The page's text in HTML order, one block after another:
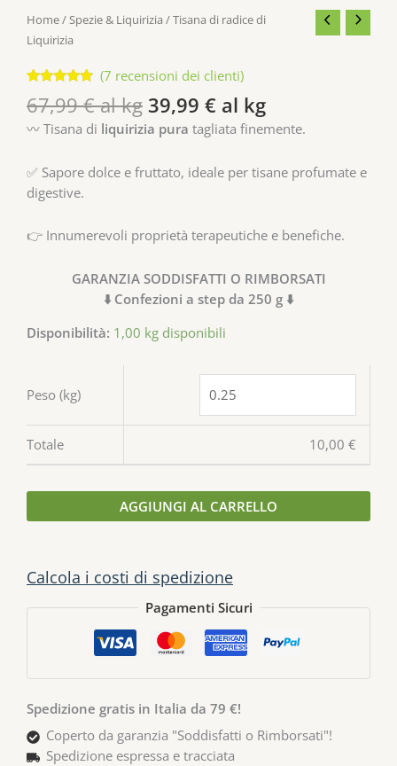
Home/Spezie & Liquirizia / Tisana di radice di
Liquirizia
4.71su 5
di
(7 recensioni dei clienti)
67,99€al kg 39,99 € al kg
〰️ Tisana di liquirizia pura tagliata finemente.
✅ Sapore dolce e fruttato, ideale per tisane profumate e
digestive.
👉 Innumerevoli proprietà terapeutiche e benefiche.
GARANZIA SODDISFATTI O RIMBORSATI
⬇️ Confezioni a step da 250 g ⬇️
Disponibilità: 1,00 kg disponibili
Peso (kg)
Totale 10,00€
AGGIUNGI AL CARRELLO
Calcola i costi di spedizione
Pagamenti Sicuri
Spedizione gratis in Italia da 79 €!
Coperto da garanzia "Soddisfatti o Rimborsati"!
Spedizione espressa e tracciata